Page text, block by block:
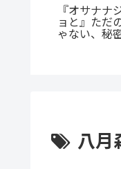
『オサナナ
ョと』ただ
ゃない、秘
クシーサス
八月